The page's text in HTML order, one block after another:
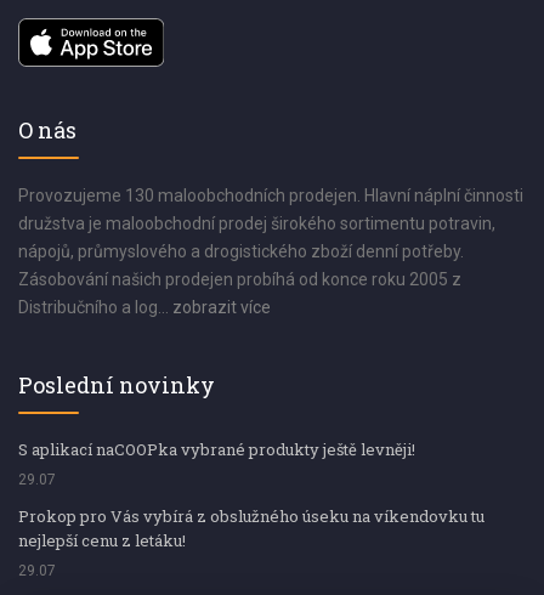
O nás
Provozujeme 130 maloobchodních prodejen. Hlavní náplní činnosti
družstva je maloobchodní prodej širokého sortimentu potravin,
nápojů, průmyslového a drogistického zboží denní potřeby.
Zásobování našich prodejen probíhá od konce roku 2005 z
Distribučního a log... zobrazit více
Poslední novinky
S aplikací naCOOPka vybrané produkty ještě levněji!
29.07
Prokop pro Vás vybírá z obslužného úseku na víkendovku tu
nejlepší cenu z letáku!
29.07